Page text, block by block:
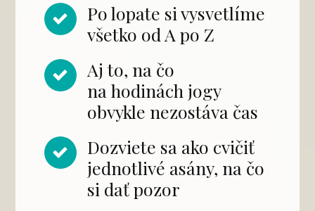
Po lopate si vysvetlíme
všetko od A po Z
Aj to, na čo
na hodinách jogy
obvykle nezostáva čas
Dozviete sa ako cvičiť
jednotlivé asány, na čo
si dať pozor